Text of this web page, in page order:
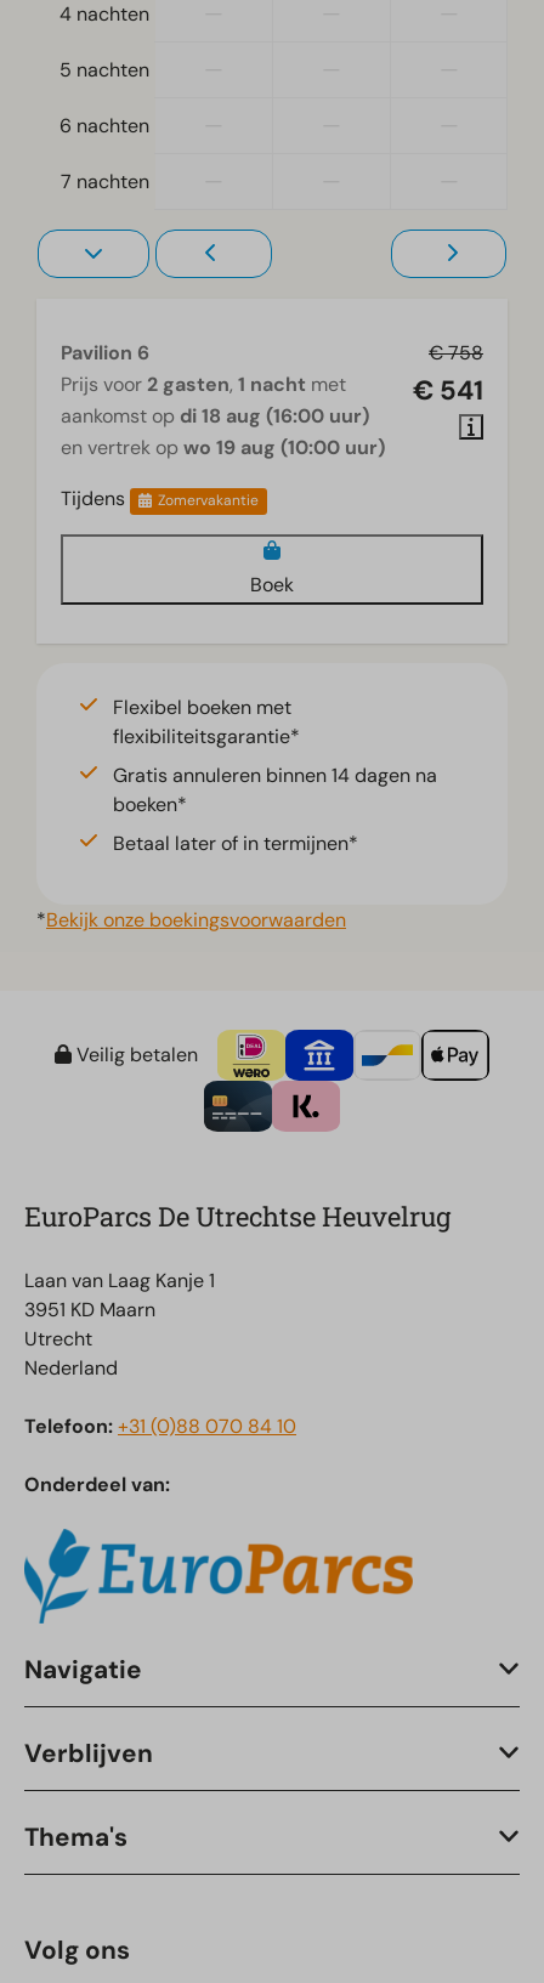
Toegankelijkheid
4 nachten
5 nachten
6 nachten
7 nachten
€ 758
€ 541
Pavilion 6
Prijs voor 2 gasten, 1 nacht met
aankomst op di 18 aug (16:00 uur)
en vertrek op wo 19 aug (10:00 uur)
Tijdens
Zomervakantie
Boek
Flexibel boeken met
flexibiliteitsgarantie*
Gratis annuleren binnen 14 dagen na
boeken*
Betaal later of in termijnen*
*Bekijk onze boekingsvoorwaarden
Veilig betalen
EuroParcs De Utrechtse Heuvelrug
Laan van Laag Kanje 1
3951 KD Maarn
Utrecht
Nederland
Telefoon:+31 (0)88 070 84 10
Onderdeel van:
Navigatie
Verblijven
Thema's
Volg ons